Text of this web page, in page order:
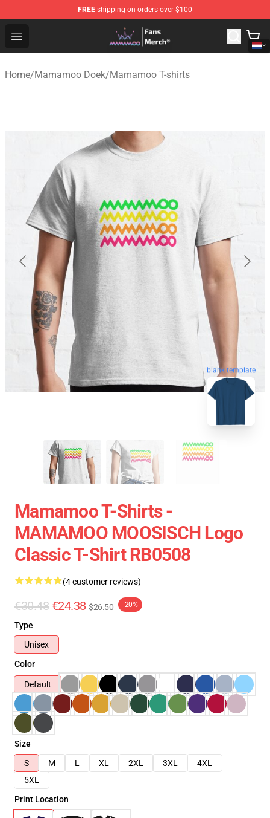
FREE shipping on orders over $100
Open menu
Mamamoo Store - Official Mamamoo Merchandise Shop
Home/Mamamoo Doek/Mamamoo T-shirts
blank template
Mamamoo T-Shirts -
MAMAMOO MOOSISCH Logo
Classic T-Shirt RB0508
(4 customer reviews)
€30.48 €24.38 $26.50 -20%
Type
Unisex
Color
Default
Size
S
M L XL 2XL 3XL
4XL
5XL
Print Location